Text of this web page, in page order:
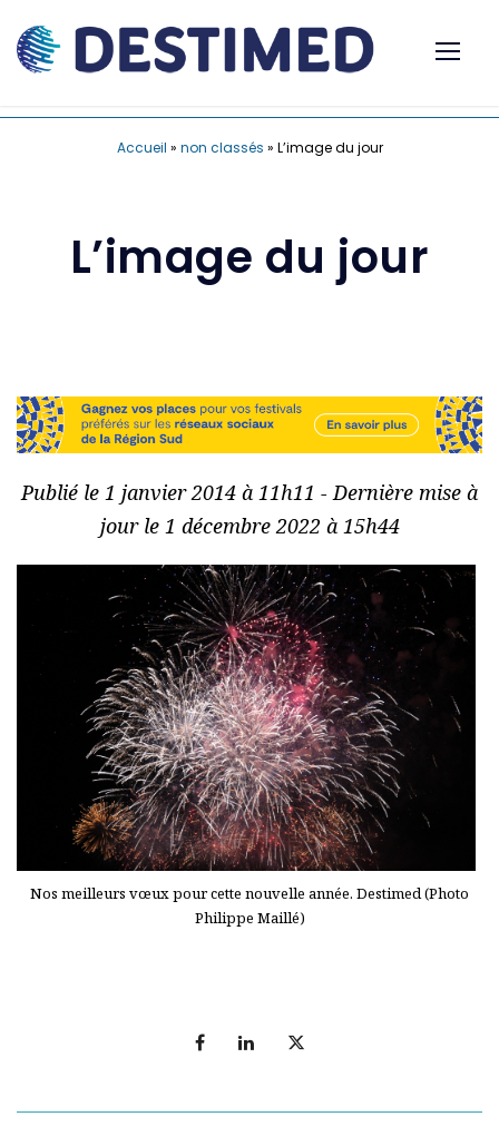
Accueil » non classés » L’image du jour
L’image du jour
Publié le 1 janvier 2014 à 11h11 - Dernière mise à
jour le 1 décembre 2022 à 15h44
Nos meilleurs vœux pour cette nouvelle année. Destimed (Photo
Philippe Maillé)